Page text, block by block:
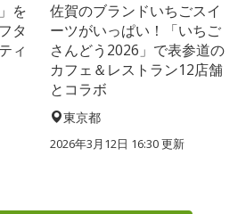
を
タ
ィ
佐賀のブランドいちごスイ
ーツがいっぱい！「いちご
さんどう2026」で表参道の
カフェ＆レストラン12店舗
とコラボ
東京都
2026年3月12日 16:30 更新